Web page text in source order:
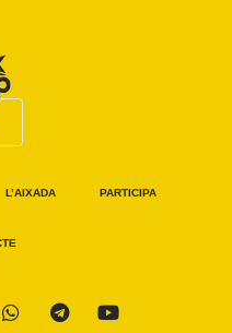
L’AIXADA PARTICIPA